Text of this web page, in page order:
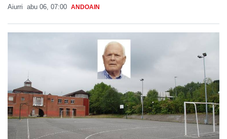
Aiurri abu 06, 07:00 ANDOAIN